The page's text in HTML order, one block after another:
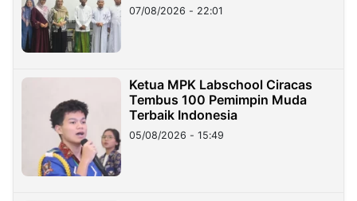
07/08/2026 - 22:01
Ketua MPK Labschool Ciracas
Tembus 100 Pemimpin Muda
Terbaik Indonesia
05/08/2026 - 15:49